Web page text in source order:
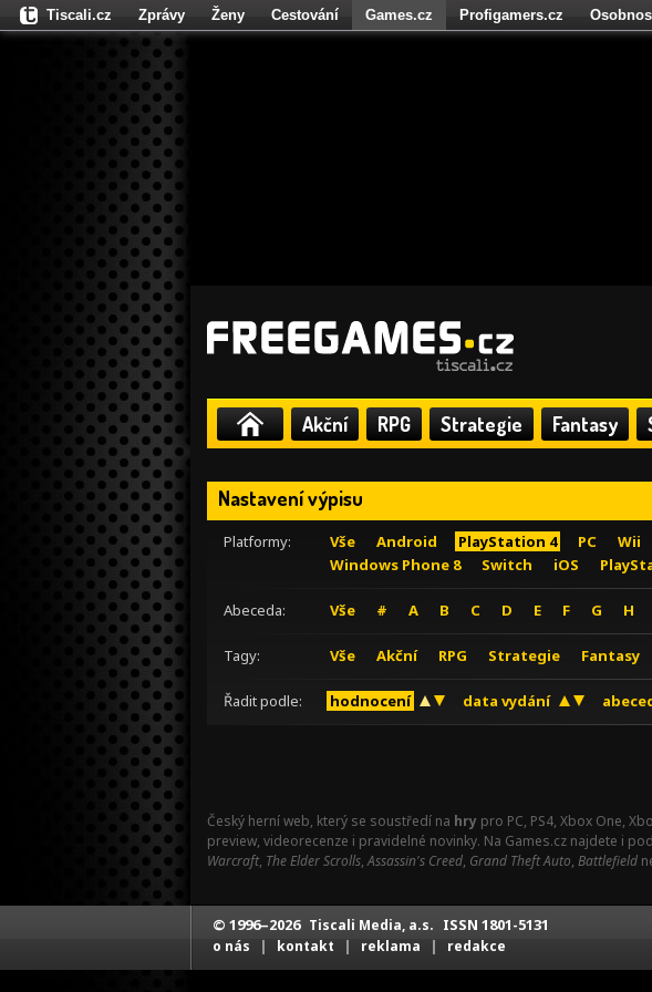
Akční RPG Strategie Fantasy
Nastavení výpisu
Platformy: Vše Android PlayStation 4 PC Wii
Windows Phone 8
Switch iOS
Abeceda: Vše # A B C D E F G H
Tagy: Vše Akční RPG Strategie Fantasy
Řadit podle: hodnocení data vydání
Český herní web, který se soustředí na hry pro PC, PS4, Xbox One,
preview, videorecenze i pravidelné novinky. Na Games.cz najdete i
Warcraft, The Elder Scrolls,Assassin's Creed, Grand Theft Auto, Battlefield
Tiscali.cz Zprávy Ženy Cestování Games.cz Profigamers.cz
Fights.cz
© 1996–2026 Tiscali Media, a.s. ISSN 1801-5131
o nás | kontakt | reklama | redakce